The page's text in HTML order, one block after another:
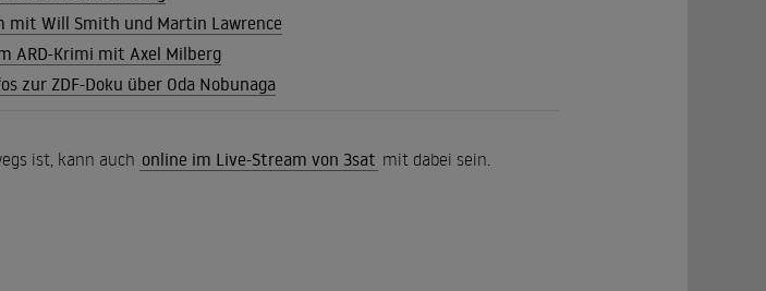
mit Will Smith und Martin Lawrence
ARD-Krimi mit Axel Milberg
zur ZDF-Doku über Oda Nobunaga
ist, kann auch online im Live-Stream von 3sat mit dabei sein.